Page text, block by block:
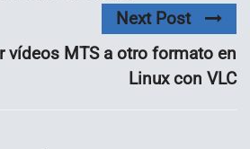
Next Post
vídeos MTS a otro formato en
Linux con VLC